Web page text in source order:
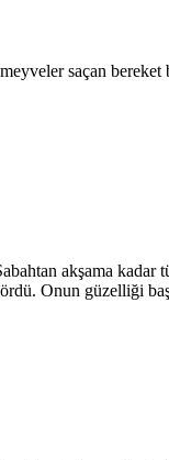
saçan
akşama kadar
Onun güzelliği baş